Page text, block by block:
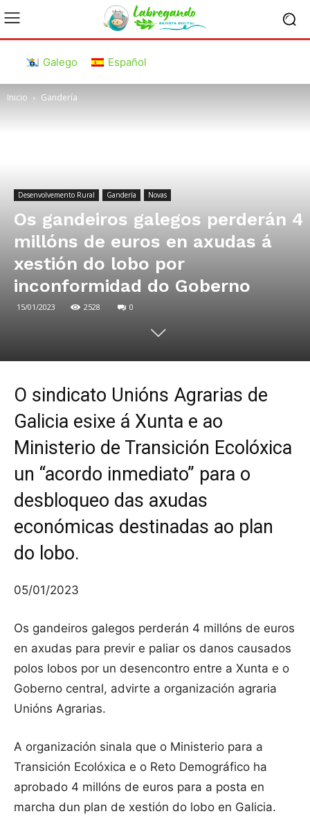
Galego Español
Inicio Gandería
Desenvolvemento Rural Gandería Novas
Os gandeiros galegos perderán 4
millóns de euros en axudas á
xestión do lobo por
inconformidad do Goberno
15/01/2023 2528 0
O sindicato Unións Agrarias de
Galicia esixe á Xunta e ao
Ministerio de Transición Ecolóxica
un “acordo inmediato” para o
desbloqueo das axudas
económicas destinadas ao plan
do lobo.
05/01/2023
Os gandeiros galegos perderán 4 millóns de euros
en axudas para previr e paliar os danos causados
polos lobos por un desencontro entre a Xunta e o
Goberno central, advirte a organización agraria
Unións Agrarias.
A organización sinala que o Ministerio para a
Transición Ecolóxica e o Reto Demográfico ha
aprobado 4 millóns de euros para a posta en
marcha dun plan de xestión do lobo en Galicia.